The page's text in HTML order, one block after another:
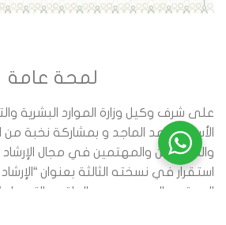
لمحة عامة
‏على شرف وكيل وزارة الموارد البشرية
الأستاذ أحمد الماجد و بمشاركة نخبة من
والمختصين والمهتمين في مجال
استقرار في نسخته الثالثة بعنوان
المجتمع السعودي بين الواقع